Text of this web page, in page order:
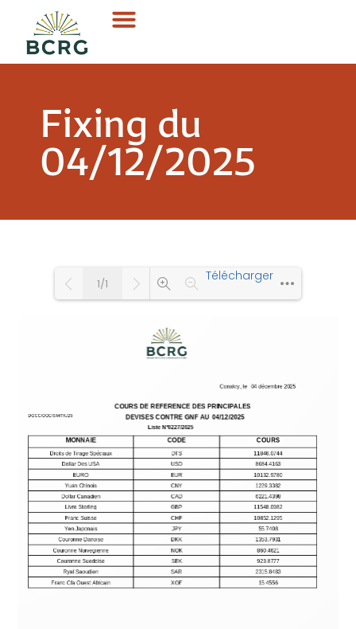
Fixing du
04/12/2025
1/1
Télécharger